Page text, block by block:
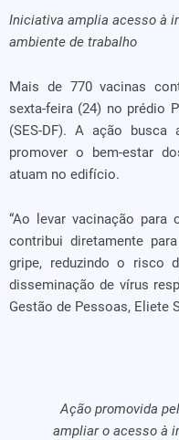
Iniciativa amplia acesso à
ambiente de trabalho
Mais de 770 vacinas
sexta-feira (24) no prédio
(SES-DF). A ação
promover o bem-estar
atuam no edifício.
“Ao levar vacinação para
contribui diretamente
gripe, reduzindo o risco
disseminação de vírus
Gestão de Pessoas, Eliete
Ação promovida
ampliar o acesso à